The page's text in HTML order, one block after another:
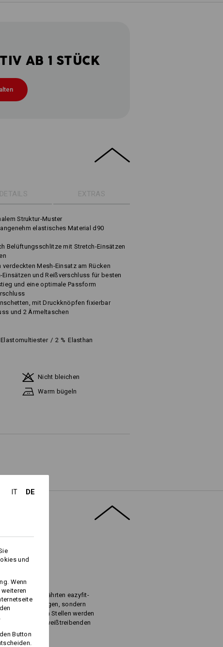
AB 1 STÜCK
DETAILS EXTRAS
Struktur-Muster
elastisches Material d90
Belüftungsschlitze mit Stretch-Einsätzen
Mesh-Einsatz am Rücken
und Reißverschluss für besten
und eine optimale Passform
mit Druckknöpfen fixierbar
und 2 Ärmeltaschen
Elastomultiester / 2 % Elasthan
Nicht bleichen
Warm bügeln
Logoservice
Die bewährten eazyfit-
alle Bewegungen, sondern
neuralgischen Stellen werden
allem bei schweißtreibenden
IT DE
und
Wenn
Button